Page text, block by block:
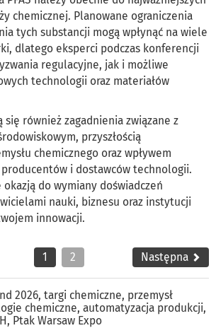
chemicznej. Planowane ograniczenia
tych substancji mogą wpłynąć na wiele
dlatego eksperci podczas konferencji
regulacyjne, jak i możliwe
technologii oraz materiałów
się również zagadnienia związane z
przyszłością
chemicznego oraz wpływem
producentów i dostawców technologii.
do wymiany doświadczeń
nauki, biznesu oraz instytucji
innowacji.
1 2 Następna
2026, targi chemiczne, przemysł
chemiczne, automatyzacja produkcji,
, Ptak Warsaw Expo